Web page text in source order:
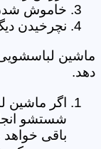
خاموش شدن
نچرخیدن
ماشین لباسشویی
دهد.
اگر ماشین
شستشو
باقی خواهد